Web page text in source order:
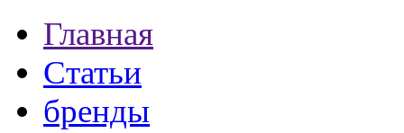
Главная
Статьи
бренды